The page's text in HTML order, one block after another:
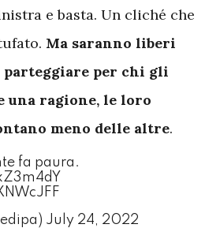
e basta. Un cliché che
Ma saranno liberi
per chi gli
una ragione, le loro
meno delle altre.
fa paura.
July 24, 2022